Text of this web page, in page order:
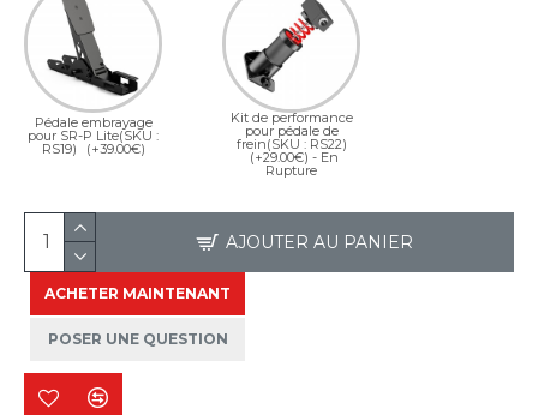
Pédale embrayage
pour SR-P Lite(SKU :
RS19) (+39.00€)
Kit de performance
pour pédale de
frein(SKU : RS22)
(+29.00€) - En
Rupture
AJOUTER AU PANIER
ACHETER MAINTENANT
POSER UNE QUESTION